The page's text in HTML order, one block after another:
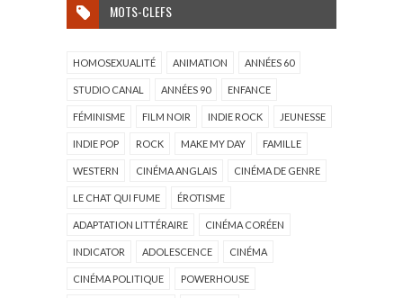
MOTS-CLEFS
HOMOSEXUALITÉ ANIMATION ANNÉES 60
STUDIO CANAL ANNÉES 90 ENFANCE
FÉMINISME FILM NOIR INDIE ROCK JEUNESSE
INDIE POP ROCK MAKE MY DAY FAMILLE
WESTERN CINÉMA ANGLAIS CINÉMA DE GENRE
LE CHAT QUI FUME ÉROTISME
ADAPTATION LITTÉRAIRE CINÉMA CORÉEN
INDICATOR ADOLESCENCE CINÉMA
CINÉMA POLITIQUE POWERHOUSE